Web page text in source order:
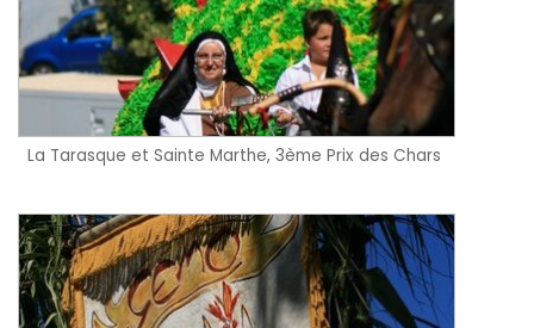
La Tarasque et Sainte Marthe, 3ème Prix des Chars